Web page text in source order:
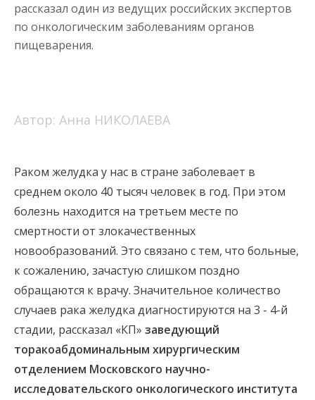
рассказал один из ведущих российских экспертов
по онкологическим заболеваниям органов
пищеварения.
Автор: Анна НИКОЛАЕВА
Раком желудка у нас в стране заболевает в
среднем около 40 тысяч человек в год. При этом
болезнь находится на третьем месте по
смертности от злокачественных
новообразований. Это связано с тем, что больные,
к сожалению, зачастую слишком поздно
обращаются к врачу. Значительное количество
случаев рака желудка диагностируются на 3 - 4-й
стадии, рассказал «КП» заведующий
торакоабдоминальным хирургическим
отделением Московского научно-
исследовательского онкологического института